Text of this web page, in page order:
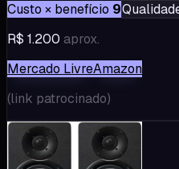
Custo × benefício 9
R$ 1.200 aprox.
Mercado LivreAmazon
(link patrocinado)